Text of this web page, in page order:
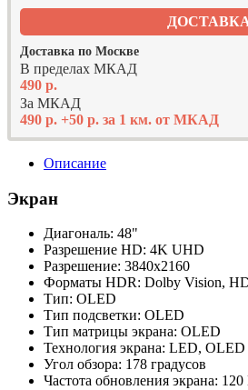
Доставка по Москве
В пределах МКАД
490 р.
За МКАД
490 р. +50 р. за 1 км. от МКАД
Описание
Экран
Диагональ: 48"
Разрешение HD: 4K UHD
Разрешение: 3840x2160
Форматы HDR: Dolby Vision,
Тип: OLED
Тип подсветки: OLED
Тип матрицы экрана: OLED
Технология экрана: LED, OLED
Угол обзора: 178 градусов
Частота обновления экрана: 120